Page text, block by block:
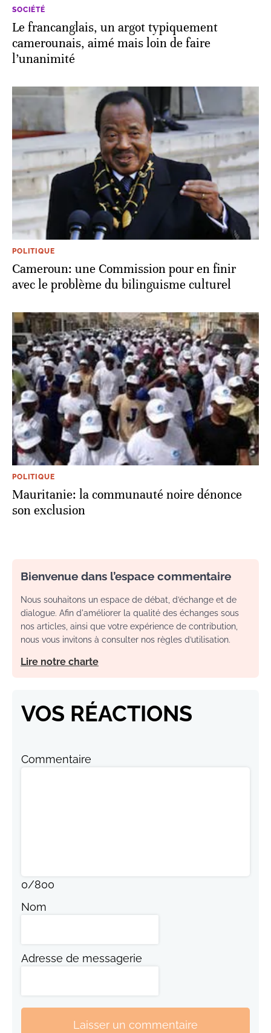
SOCIÉTÉ
Le francanglais, un argot typiquement
camerounais, aimé mais loin de faire
l’unanimité
POLITIQUE
Cameroun: une Commission pour en finir
avec le problème du bilinguisme culturel
POLITIQUE
Mauritanie: la communauté noire dénonce
son exclusion
Bienvenue dans l’espace commentaire
Nous souhaitons un espace de débat, d’échange et de
dialogue. Afin d'améliorer la qualité des échanges sous
nos articles, ainsi que votre expérience de contribution,
nous vous invitons à consulter nos règles d’utilisation.
Lire notre charte
VOS RÉACTIONS
Commentaire
0/800
Nom
Adresse de messagerie
Laisser un commentaire